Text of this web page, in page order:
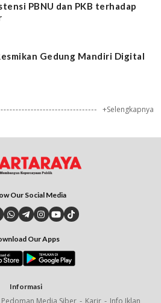
PBNU dan PKB terhadap
Gedung Mandiri Digital
+Selengkapnya
Our Social Media
Our Apps
Informasi